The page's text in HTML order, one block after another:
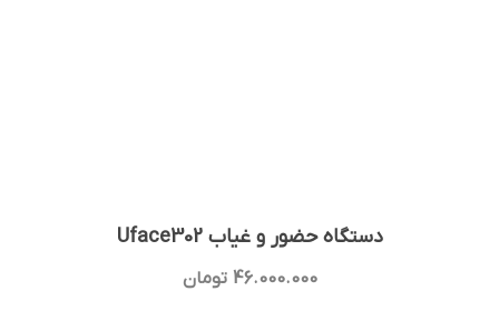
دستگاه حضور و غیاب Uface302
تومان 46.000.000